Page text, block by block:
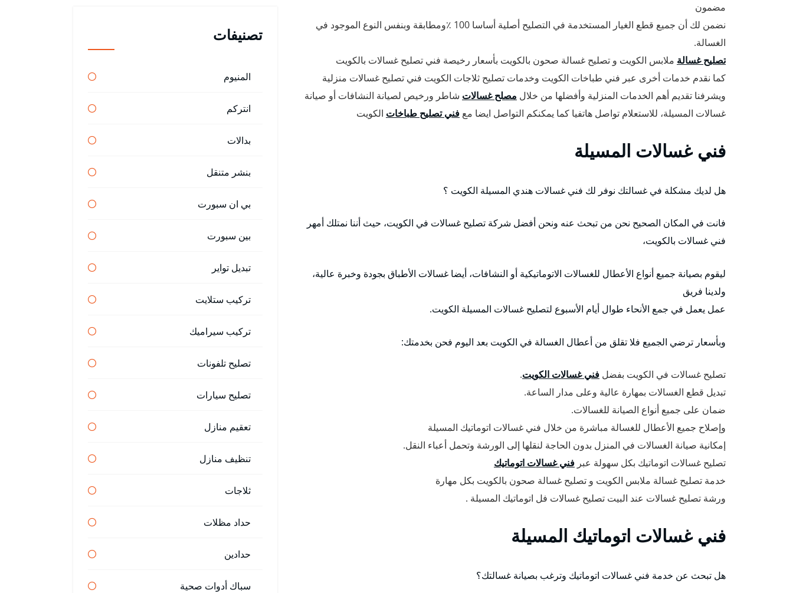
مضمون
نضمن لك أن جميع قطع الغيار المستخدمة في التصليح أصلية أساسا 100 ٪ومطابقة وبنفس النوع الموجود في
الغسالة.
تصليح غسالة ملابس الكويت و تصليح غسالة صحون بالكويت بأسعار رخيصة فني تصليح غسالات بالكويت
كما نقدم خدمات أخرى عبر فني طباخات الكويت وخدمات تصليح ثلاجات الكويت فني تصليح غسالات منزلية
ويشرفنا تقديم أهم الخدمات المنزلية وأفضلها من خلال مصلح غسالات شاطر ورخيص لصيانة النشافات أو صيانة
غسالات المسيلة، للاستعلام تواصل هاتفيا كما يمكنكم التواصل ايضا مع فني تصليح طباخات الكويت
فني غسالات المسيلة
هل لديك مشكلة في غسالتك نوفر لك فني غسالات هندي المسيلة الكويت ؟
فانت في المكان الصحيح نحن من تبحث عنه ونحن أفضل شركة تصليح غسالات في الكويت، حيث أننا نمتلك أمهر
فني غسالات بالكويت،
ليقوم بصيانة جميع أنواع الأعطال للغسالات الاتوماتيكية أو النشافات، أيضا غسالات الأطباق بجودة وخبرة عالية،
ولدينا فريق
عمل يعمل في جمع الأنحاء طوال أيام الأسبوع لتصليح غسالات المسيلة الكويت.
وبأسعار ترضي الجميع فلا تقلق من أعطال الغسالة في الكويت بعد اليوم فحن بخدمتك:
تصليح غسالات في الكويت بفضل فني غسالات الكويت.
تبديل قطع الغسالات بمهارة عالية وعلى مدار الساعة.
ضمان على جميع أنواع الصيانة للغسالات.
وإصلاح جميع الأعطال للغسالة مباشرة من خلال فني غسالات اتوماتيك المسيلة
إمكانية صيانة الغسالات في المنزل بدون الحاجة لنقلها إلى الورشة وتحمل أعباء النقل.
تصليح غسالات اتوماتيك بكل سهولة عبر فني غسالات اتوماتيك
خدمة تصليح غسالة ملابس الكويت و تصليح غسالة صحون بالكويت بكل مهارة
ورشة تصليح غسالات عند البيت تصليح غسالات فل اتوماتيك المسيلة .
فني غسالات اتوماتيك المسيلة
هل تبحث عن خدمة فني غسالات اتوماتيك وترغب بصيانة غسالتك؟
تصنيفات
المنيوم
انتركم
بدالات
بنشر متنقل
بي ان سبورت
بين سبورت
تبديل تواير
تركيب ستلايت
تركيب سيراميك
تصليح تلفونات
تصليح سيارات
تعقيم منازل
تنظيف منازل
ثلاجات
حداد مظلات
حدادين
سباك أدوات صحية